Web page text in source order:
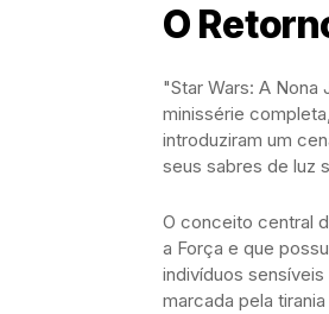
O
"Star Wars: A
minissérie
introduziram um
seus sabres de luz
O conceito central
a Força e que
indivíduos
marcada pela